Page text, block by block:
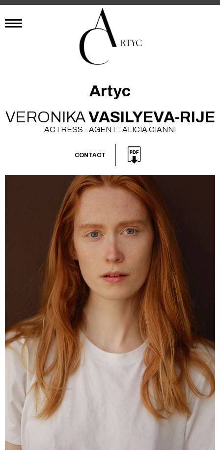
Artyc
VERONIKAVASILYEVA-RIJE
ACTRESS - AGENT : ALICIA CIANNI
CONTACT